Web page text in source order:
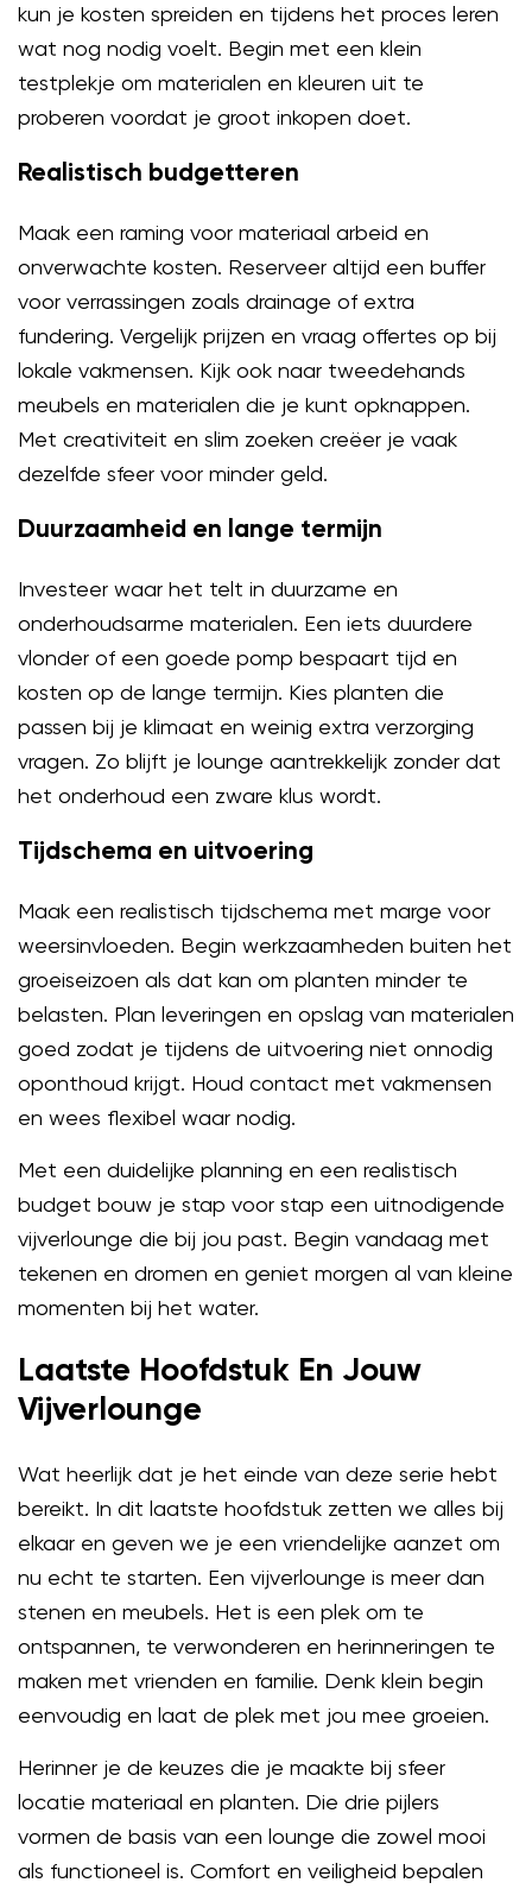
kun je kosten spreiden en tijdens het proces leren
wat nog nodig voelt. Begin met een klein
testplekje om materialen en kleuren uit te
proberen voordat je groot inkopen doet.
Realistisch budgetteren
Maak een raming voor materiaal arbeid en
onverwachte kosten. Reserveer altijd een buffer
voor verrassingen zoals drainage of extra
fundering. Vergelijk prijzen en vraag offertes op bij
lokale vakmensen. Kijk ook naar tweedehands
meubels en materialen die je kunt opknappen.
Met creativiteit en slim zoeken creëer je vaak
dezelfde sfeer voor minder geld.
Duurzaamheid en lange termijn
Investeer waar het telt in duurzame en
onderhoudsarme materialen. Een iets duurdere
vlonder of een goede pomp bespaart tijd en
kosten op de lange termijn. Kies planten die
passen bij je klimaat en weinig extra verzorging
vragen. Zo blijft je lounge aantrekkelijk zonder dat
het onderhoud een zware klus wordt.
Tijdschema en uitvoering
Maak een realistisch tijdschema met marge voor
weersinvloeden. Begin werkzaamheden buiten het
groeiseizoen als dat kan om planten minder te
belasten. Plan leveringen en opslag van materialen
goed zodat je tijdens de uitvoering niet onnodig
oponthoud krijgt. Houd contact met vakmensen
en wees flexibel waar nodig.
Met een duidelijke planning en een realistisch
budget bouw je stap voor stap een uitnodigende
vijverlounge die bij jou past. Begin vandaag met
tekenen en dromen en geniet morgen al van kleine
momenten bij het water.
Laatste Hoofdstuk En Jouw
Vijverlounge
Wat heerlijk dat je het einde van deze serie hebt
bereikt. In dit laatste hoofdstuk zetten we alles bij
elkaar en geven we je een vriendelijke aanzet om
nu echt te starten. Een vijverlounge is meer dan
stenen en meubels. Het is een plek om te
ontspannen, te verwonderen en herinneringen te
maken met vrienden en familie. Denk klein begin
eenvoudig en laat de plek met jou mee groeien.
Herinner je de keuzes die je maakte bij sfeer
locatie materiaal en planten. Die drie pijlers
vormen de basis van een lounge die zowel mooi
als functioneel is. Comfort en veiligheid bepalen